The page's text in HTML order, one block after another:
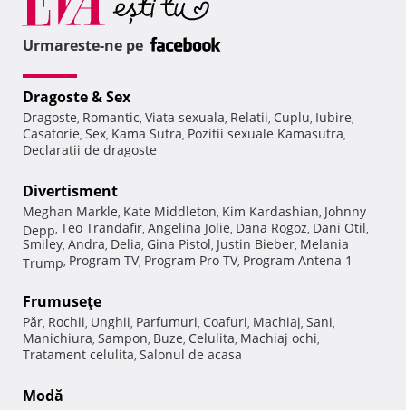
Urmareste-ne pe
Dragoste & Sex
Dragoste, Romantic, Viata sexuala, Relatii, Cuplu, Iubire,
Casatorie, Sex, Kama Sutra, Pozitii sexuale Kamasutra,
Declaratii de dragoste
Divertisment
Meghan Markle, Kate Middleton, Kim Kardashian, Johnny
Depp, Teo Trandafir, Angelina Jolie, Dana Rogoz, Dani Otil,
Smiley, Andra, Delia, Gina Pistol, Justin Bieber, Melania
Trump, Program TV, Program Pro TV, Program Antena 1
Frumuseţe
Păr, Rochii, Unghii, Parfumuri, Coafuri, Machiaj, Sani,
Manichiura, Sampon, Buze, Celulita, Machiaj ochi,
Tratament celulita, Salonul de acasa
Modă